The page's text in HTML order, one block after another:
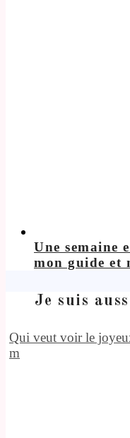
Une semaine
mon guide et
Je suis
Qui veut voir le
m